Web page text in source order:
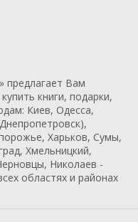
предлагает Вам
книги, подарки,
Киев, Одесса,
Харьков, Сумы,
Хмельницкий,
Николаев -
областях и районах